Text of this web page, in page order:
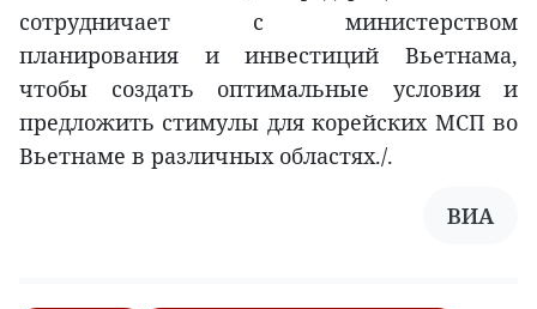
сотрудничает с министерством
планирования и инвестиций Вьетнама,
чтобы создать оптимальные условия и
предложить стимулы для корейских МСП во
Вьетнаме в различных областях./.
ВИА